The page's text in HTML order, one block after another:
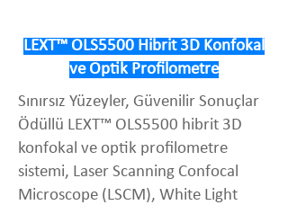
LEXT™ OLS5500 Hibrit 3D Konfokal
ve Optik Profilometre
Sınırsız Yüzeyler, Güvenilir Sonuçlar
Ödüllü LEXT™ OLS5500 hibrit 3D
konfokal ve optik profilometre
sistemi, Laser Scanning Confocal
Microscope (LSCM), White Light